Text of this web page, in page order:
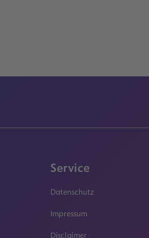
Service
Datenschutz
Impressum
Disclaimer